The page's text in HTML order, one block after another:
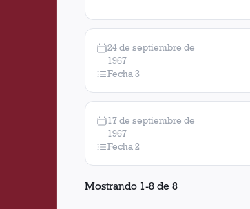
24 de septiembre de
1967
Fecha 3
17 de septiembre de
1967
Fecha 2
Mostrando 1-8 de 8